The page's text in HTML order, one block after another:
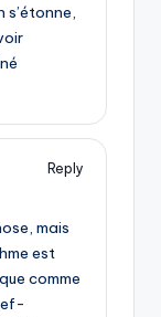
s’étonne,
Reply
mais
est
comme